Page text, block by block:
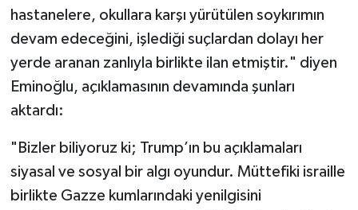
hastanelere, okullara karşı yürütülen soykırımın
devam edeceğini, işlediği suçlardan dolayı her
yerde aranan zanlıyla birlikte ilan etmiştir." diyen
Eminoğlu, açıklamasının devamında şunları
aktardı:
"Bizler biliyoruz ki; Trump’ın bu açıklamaları
siyasal ve sosyal bir algı oyundur. Müttefiki israille
birlikte Gazze kumlarındaki yenilgisini